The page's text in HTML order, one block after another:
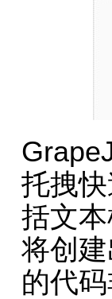
托拽
括文
将创
的代码